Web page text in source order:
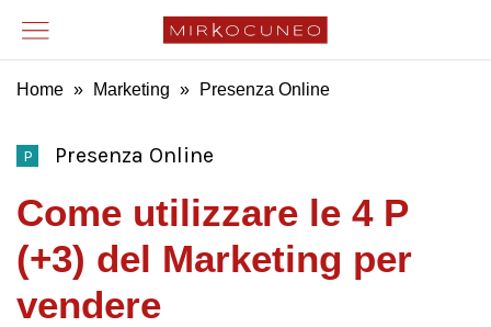
Home » Marketing » Presenza Online
P Presenza Online
Come utilizzare le 4 P
(+3) del Marketing per
vendere